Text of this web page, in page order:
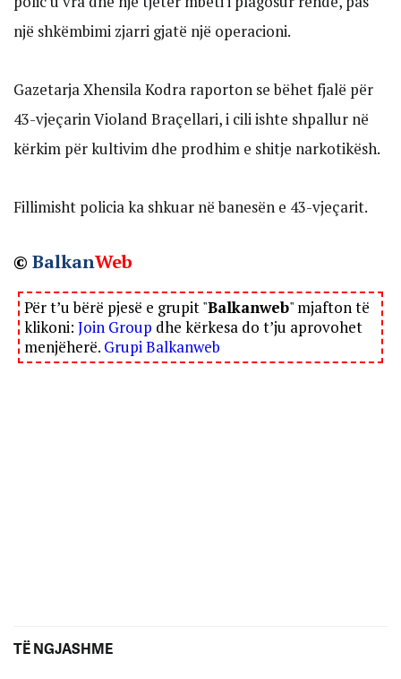
një shkëmbimi zjarri gjatë një operacioni.
Gazetarja Xhensila Kodra raporton se bëhet fjalë për
43-vjeçarin Violand Braçellari, i cili ishte shpallur në
kërkim për kultivim dhe prodhim e shitje narkotikësh.
Fillimisht policia ka shkuar në banesën e 43-vjeçarit.
© BalkanWeb
Për t’u bërë pjesë e grupit "Balkanweb" mjafton të
klikoni: Join Group dhe kërkesa do t’ju aprovohet
menjëherë. Grupi Balkanweb
TË NGJASHME